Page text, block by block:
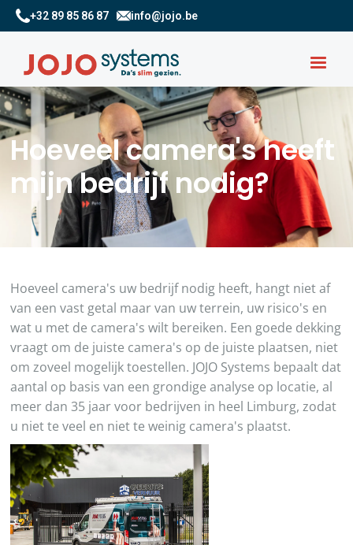
+32 89 85 86 87 info@jojo.be
Hoeveel camera's heeft
mijn bedrijf nodig?
Hoeveel camera's uw bedrijf nodig heeft, hangt niet af
van een vast getal maar van uw terrein, uw risico's en
wat u met de camera's wilt bereiken. Een goede dekking
vraagt om de juiste camera's op de juiste plaatsen, niet
om zoveel mogelijk toestellen. JOJO Systems bepaalt dat
aantal op basis van een grondige analyse op locatie, al
meer dan 35 jaar voor bedrijven in heel Limburg, zodat
u niet te veel en niet te weinig camera's plaatst.